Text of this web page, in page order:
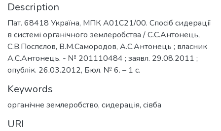
Description
Пат. 68418 Україна, МПК А01С21/00. Спосіб сидерації
в системі органічного землеробства / С.С.Антонець,
С.В.Поспєлов, В.М.Самородов, А.С.Антонець ; власник
А.С.Антонець. - № 201110484 ; заявл. 29.08.2011 ;
опублік. 26.03.2012, Бюл. № 6. – 1 с.
Keywords
органічне землеробство, сидерація, сівба
URI